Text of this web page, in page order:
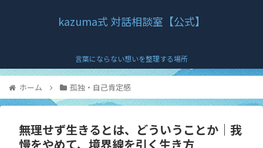
kazuma式 対話相談室【公式】
言葉にならない想いを整理する場所
ホーム 孤独・自己肯定感
無理せず生きるとは、どういうことか｜我
慢をやめて、境界線を引く生き方